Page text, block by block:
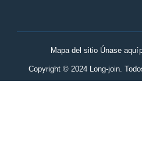
Mapa del sitio Únase aquí
Copyright © 2024 Long-join.